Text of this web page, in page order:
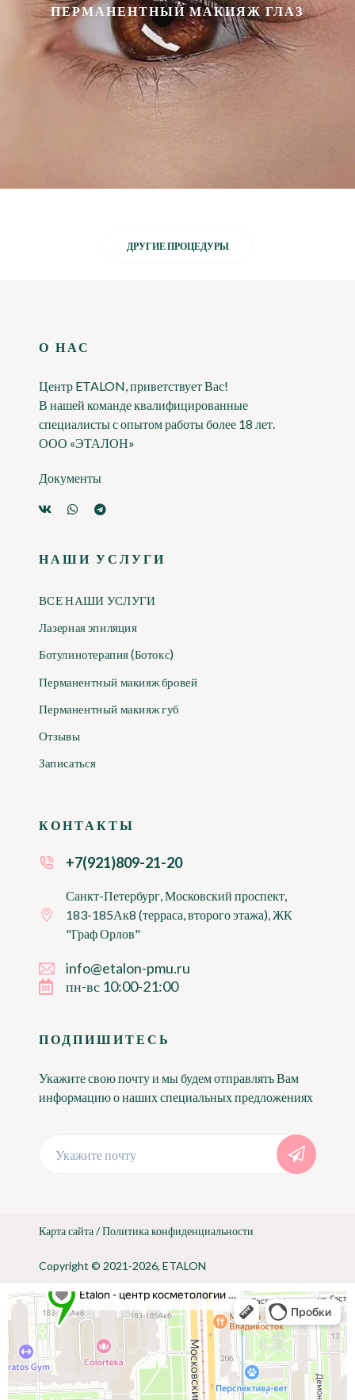
ПЕРМАНЕНТНЫЙ МАКИЯЖ ГЛАЗ
ДРУГИЕ ПРОЦЕДУРЫ
О НАС
Центр ETALON, приветствует Вас!
В нашей команде квалифицированные
специалисты с опытом работы более 18 лет.
ООО «ЭТАЛОН»
Документы
НАШИ УСЛУГИ
ВСЕ НАШИ УСЛУГИ
Лазерная эпиляция
Ботулинотерапия (Ботокс)
Перманентный макияж бровей
Перманентный макияж губ
Отзывы
Записаться
КОНТАКТЫ
+7(921)809-21-20
Санкт-Петербург, Московский проспект,
183-185Ак8 (терраса, второго этажа), ЖК
"Граф Орлов"
info@etalon-pmu.ru
пн-вс 10:00-21:00
ПОДПИШИТЕСЬ
Укажите свою почту и мы будем отправлять Вам
информацию о наших специальных предложениях
Укажите почту
Copyright © 2021-2026, ETALON
Карта сайта/Политика конфиденциальности